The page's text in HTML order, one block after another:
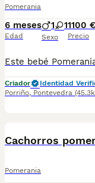
Pomerania
6 meses
Edad
1 1
Sexo
1100 €
Precio
Criador
Identidad
Porriño, Pontevedra
Cachorros
Pomerania